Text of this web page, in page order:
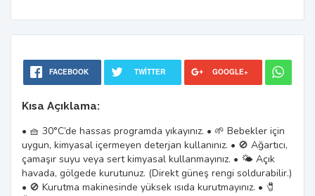
FACEBOOK TWITTER GOOGLE+
Kısa Açıklama:
• 🧺 30°C’de hassas programda yıkayınız. • 🌱 Bebekler için
uygun, kimyasal içermeyen deterjan kullanınız. • 🚫 Ağartıcı,
çamaşır suyu veya sert kimyasal kullanmayınız. • 🌤️ Açık
havada, gölgede kurutunuz. (Direkt güneş rengi soldurabilir.)
• 🚫 Kurutma makinesinde yüksek ısıda kurutmayınız. • 🧷